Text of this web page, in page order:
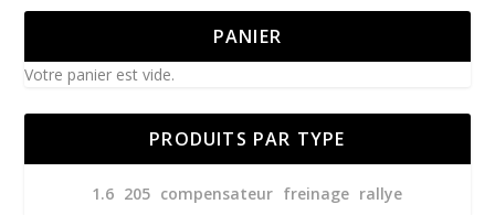
PANIER
Votre panier est vide.
PRODUITS PAR TYPE
1.6 205 compensateur freinage rallye